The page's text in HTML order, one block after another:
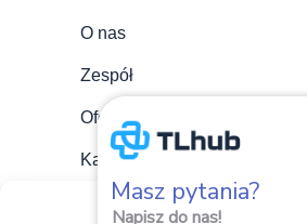
Zarządzaj zgodami plików
O nas
Zespół
Oferta
Kariera
Aktualności
Masz pytania?
Napisz do nas!